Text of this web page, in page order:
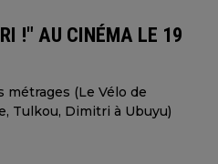
!" AU CINÉMA LE 19
métrages (Le Vélo de
Tulkou, Dimitri à Ubuyu)